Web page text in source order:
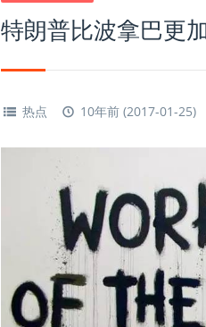
特朗普比波拿巴更
热点 10年前 (2017-01-25)